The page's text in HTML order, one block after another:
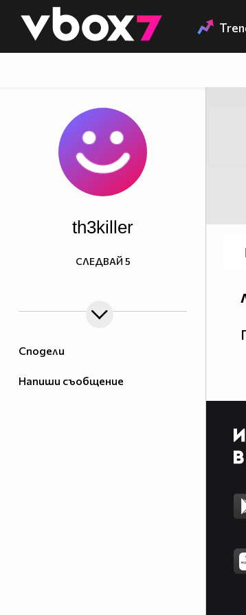
👾
Сподели
Напиши съобщение
th3killer
СЛЕДВАЙ 5